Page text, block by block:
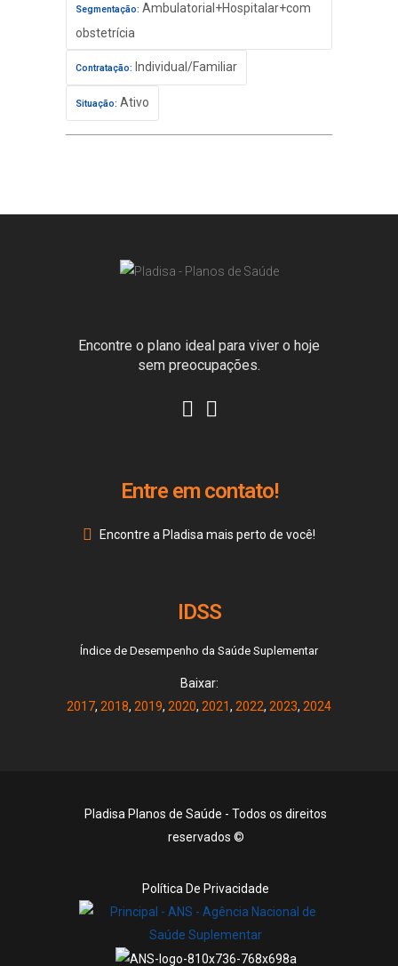
Segmentação: Ambulatorial+Hospitalar+com
obstetrícia
Contratação: Individual/Familiar
Situação: Ativo
Encontre o plano ideal para viver o hoje
sem preocupações.
Entre em contato!
Encontre a Pladisa mais perto de você!
IDSS
Índice de Desempenho da Saúde Suplementar
Baixar:
2017, 2018, 2019, 2020, 2021, 2022, 2023, 2024
Pladisa Planos de Saúde - Todos os direitos
reservados ©
Política De Privacidade